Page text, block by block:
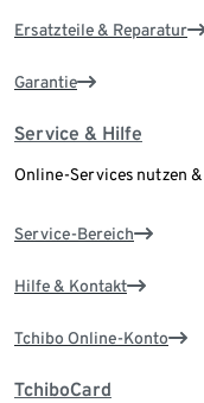
Ersatzteile & Reparatur
Garantie
Service & Hilfe
Online-Services nutzen
Service-Bereich
Hilfe & Kontakt
Tchibo Online-Konto
TchiboCard